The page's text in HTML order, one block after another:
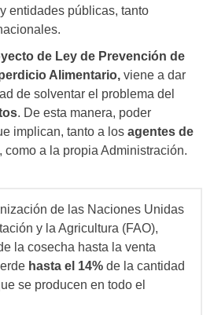
entidades públicas, tanto
de Ley de Prevención de
Alimentario, viene a dar
de solventar el problema del
. De esta manera, poder
implican, tanto a los agentes de
, como a la propia Administración.
de las Naciones Unidas
y la Agricultura (FAO),
la cosecha hasta la venta
hasta el 14% de la cantidad
se producen en todo el